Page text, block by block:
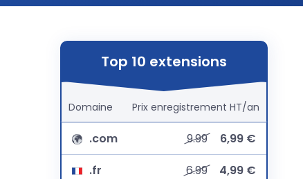
Top 10 extensions
Domaine Prix enregistrement HT/an
.com 9.99
6,99 €
.fr
6.99
4,99 €